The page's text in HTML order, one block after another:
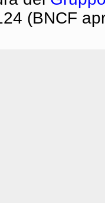
(BNCF